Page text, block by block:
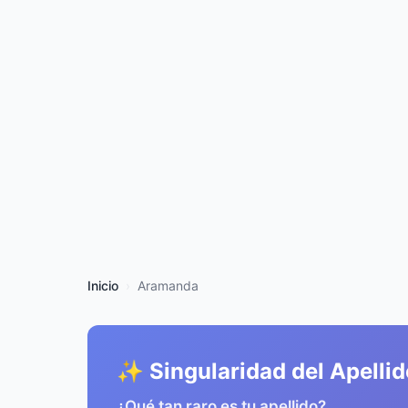
Inicio Aramanda
✨ Singularidad del